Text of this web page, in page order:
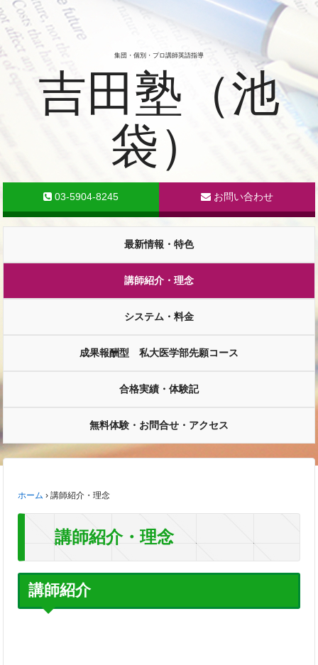
集団・個別・プロ講師英語指導
吉田塾（池
袋）
03-5904-8245 お問い合わせ
最新情報・特色
講師紹介・理念
システム・料金
成果報酬型 私大医学部先願コース
合格実績・体験記
無料体験・お問合せ・アクセス
ホーム › 講師紹介・理念
講師紹介・理念
講師紹介